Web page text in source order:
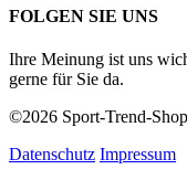
FOLGEN SIE UNS
Ihre Meinung ist uns
gerne für Sie da.
©2026 Sport-Trend-
Datenschutz Impressum